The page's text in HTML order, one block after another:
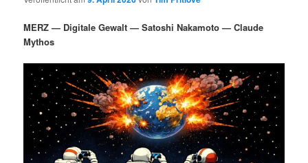
m
r
n
u
d
r
n
a
MERZ — Digitale Gewalt — Satoshi Nakamoto — Claude
Mythos